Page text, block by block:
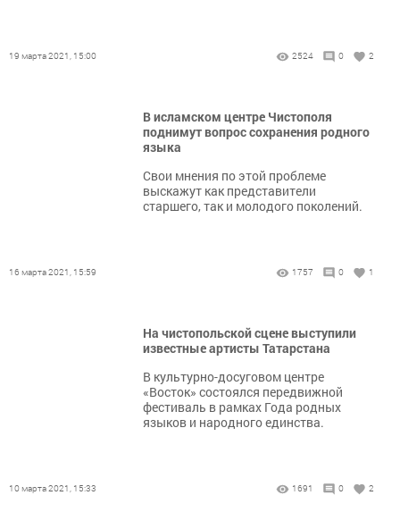
19 марта 2021, 15:00 2524 0 2
В исламском центре Чистополя
поднимут вопрос сохранения родного
языка
Свои мнения по этой проблеме
выскажут как представители
старшего, так и молодого поколений.
16 марта 2021, 15:59 1757 0 1
На чистопольской сцене выступили
известные артисты Татарстана
В культурно-досуговом центре
«Восток» состоялся передвижной
фестиваль в рамках Года родных
языков и народного единства.
10 марта 2021, 15:33 1691 0 2